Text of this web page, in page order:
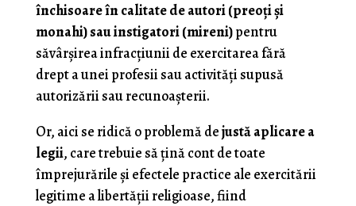
închisoare în calitate de autori (preoţi şi
monahi) sau instigatori (mireni)pentru
săvârşirea infracţiunii de exercitarea fără
drept a unei profesii sau activităţi supusă
autorizării sau recunoaşterii.
Or, aici se ridică o problemă dejustă aplicare a
legii, care trebuie să ţină cont de toate
împrejurările şi efectele practice ale exercitării
legitime a libertăţii religioase, fiind